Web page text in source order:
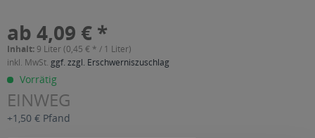
ab 4,09 € *
Inhalt: 9 Liter (0,45 € * / 1 Liter)
inkl. MwSt. ggf. zzgl. Erschwerniszuschlag
Vorrätig
EINWEG
+1,50 € Pfand